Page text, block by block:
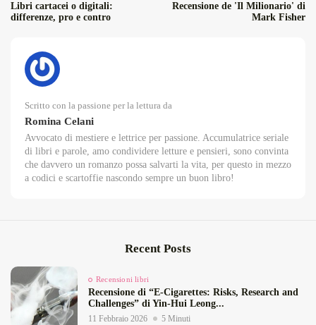
Libri cartacei o digitali:
differenze, pro e contro
Recensione de 'Il Milionario' di
Mark Fisher
Scritto con la passione per la lettura da
Romina Celani
Avvocato di mestiere e lettrice per passione. Accumulatrice seriale
di libri e parole, amo condividere letture e pensieri, sono convinta
che davvero un romanzo possa salvarti la vita, per questo in mezzo
a codici e scartoffie nascondo sempre un buon libro!
Recent Posts
Recensioni libri
Recensione di “E‑Cigarettes: Risks, Research and
Challenges” di Yin‑Hui Leong...
11 Febbraio 2026 5 Minuti